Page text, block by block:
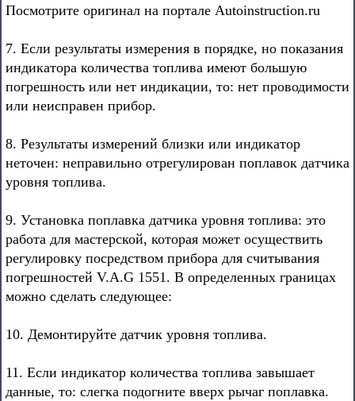
Посмотрите оригинал на портале Autoinstruction.ru
7. Если результаты измерения в порядке, но показания
индикатора количества топлива имеют большую
погрешность или нет индикации, то: нет проводимости
или неисправен прибор.
8. Результаты измерений близки или индикатор
неточен: неправильно отрегулирован поплавок датчика
уровня топлива.
9. Установка поплавка датчика уровня топлива: это
работа для мастерской, которая может осуществить
регулировку посредством прибора для считывания
погрешностей V.A.G 1551. В определенных границах
можно сделать следующее:
10. Демонтируйте датчик уровня топлива.
11. Если индикатор количества топлива завышает
данные, то: слегка подогните вверх рычаг поплавка.